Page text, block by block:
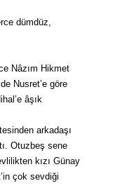
dümdüz,
Nâzım Hikmet
Nusret’e göre
âşık
arkadaşı
Otuzbeş sene
kızı Günay
çok sevdiği